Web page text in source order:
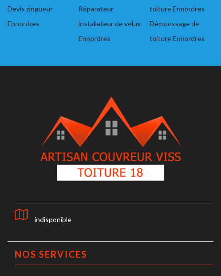
Devis zingueur
Ennordres
Réparateur
installateur de velux
Ennordres
toiture Ennordres
Démoussage de
toiture Ennordres
indisponible
NOS SERVICES